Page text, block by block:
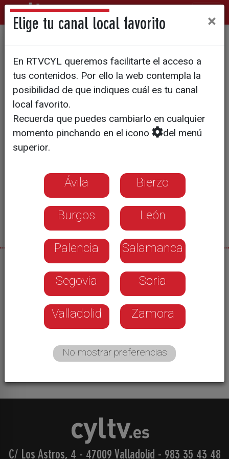
Nueva Edición de "Verano
Activo"
06/07/2026
La iniciativa llegará este verano a 40 localidades
de menos de 600 habitantes. Con el objetivo de
ofrecer alternativas de ocio saludable durante los
horas en turnos de mañana y tarde.
C/ Los Astros, 4 - 47009 Valladolid - 983 35 43 48
Elige tu canal local favorito ×
En RTVCYL queremos facilitarte el acceso a
tus contenidos. Por ello la web contempla la
posibilidad de que indiques cuál es tu canal
local favorito.
Recuerda que puedes cambiarlo en cualquier
momento pinchando en el icono
del menú
superior.
Ávila Bierzo
Burgos León
Palencia Salamanca
Segovia Soria
Valladolid Zamora
No mostrar preferencias